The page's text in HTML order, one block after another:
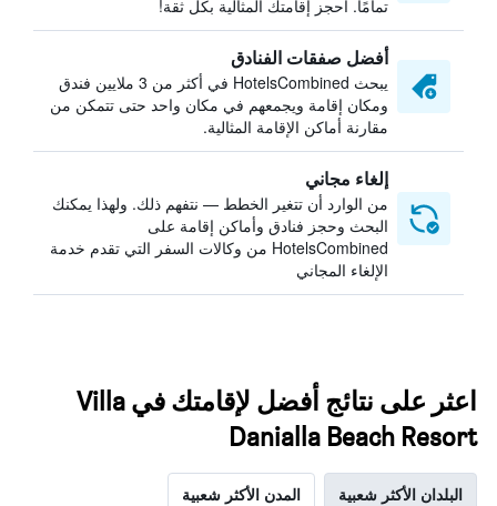
تمامًا. احجز إقامتك المثالية بكل ثقة!
أفضل صفقات الفنادق
يبحث HotelsCombined في أكثر من 3 ملايين فندق
ومكان إقامة ويجمعهم في مكان واحد حتى تتمكن من
مقارنة أماكن الإقامة المثالية.
إلغاء مجاني
من الوارد أن تتغير الخطط — نتفهم ذلك. ولهذا يمكنك
البحث وحجز فنادق وأماكن إقامة على
HotelsCombined من وكالات السفر التي تقدم خدمة
الإلغاء المجاني
اعثر على نتائج أفضل لإقامتك في Villa
Danialla Beach Resort
البلدان الأكثر شعبية المدن الأكثر شعبية